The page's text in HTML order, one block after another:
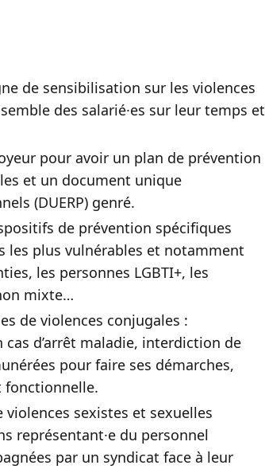
de sensibilisation sur les violences
des salarié·es sur leur temps et
pour avoir un plan de prévention
et un document unique
(DUERP) genré.
de prévention spécifiques
les plus vulnérables et notamment
les personnes LGBTI+, les
mixte…
de violences conjugales :
d’arrêt maladie, interdiction de
pour faire ses démarches,
fonctionnelle.
sexistes et sexuelles
représentant·e du personnel
par un syndicat face à leur